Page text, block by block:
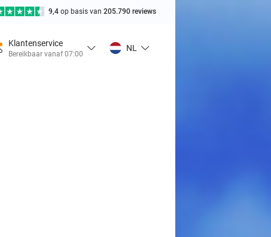
9,4 op basis van 205.790 reviews
Klantenservice
Bereikbaar vanaf 07:00
NL